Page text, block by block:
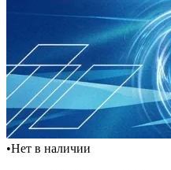
•Нет в наличии